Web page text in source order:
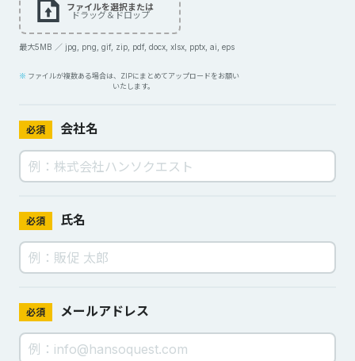
ファイルを選択または
ドラッグ＆ドロップ
最大5MB ／ jpg, png, gif, zip, pdf, docx, xlsx, pptx, ai, eps
ファイルが複数ある場合は、ZIPにまとめてアップロードをお願い
いたします。
必須 会社名
必須 氏名
必須 メールアドレス